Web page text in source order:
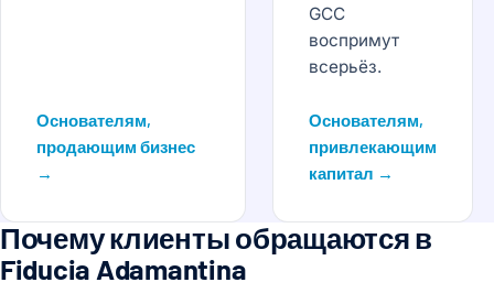
Основателям,
продающим бизнес
→
GCC
воспримут
всерьёз.
Основателям,
привлекающим
капитал →
Почему клиенты обращаются в
Fiducia Adamantina